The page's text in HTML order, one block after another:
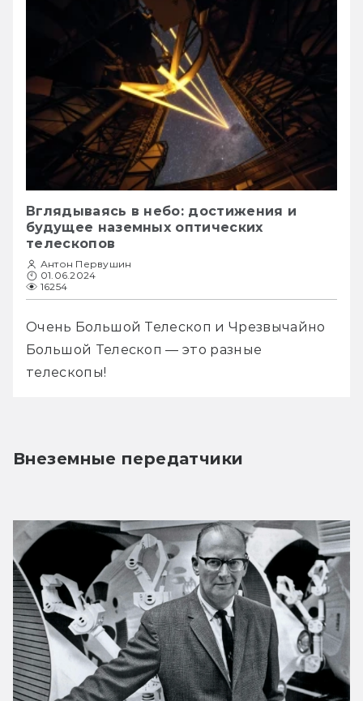
Вглядываясь в небо: достижения и
будущее наземных оптических
телескопов
Антон Первушин
01.06.2024
16254
Очень Большой Телескоп и Чрезвычайно
Большой Телескоп — это разные
телескопы!
Внеземные передатчики